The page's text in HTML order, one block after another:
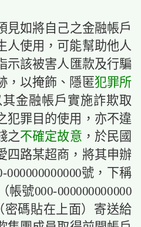
見如將自己之金融帳戶
人使用，可能幫助他人
示該被害人匯款及行騙
，以掩飾、隱匿犯罪所
金融帳戶實施詐欺取
犯罪目的使用，亦不違
之不確定故意 ，於民國
四路某超商，將其申辦
號，下稱
號000-000000000000
碼貼在上面）寄送給